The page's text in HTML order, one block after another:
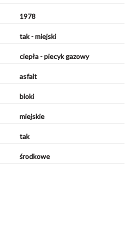
1978
tak - miejski
ciepła - piecyk gazowy
asfalt
bloki
miejskie
tak
środkowe